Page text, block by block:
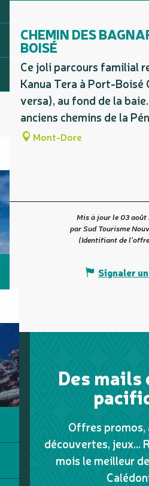
Sur place
CHEMIN DES
BOISÉ
Ce joli parcours familial
Kanua Tera à Port-Boisé
versa), au fond de la
anciens chemins de la
Mont-Dore
Mis à jour le 03 août
par Sud Tourisme
(Identifiant de
Signaler
Des mails
Offres promos,
découvertes, jeux...
mois le meilleur